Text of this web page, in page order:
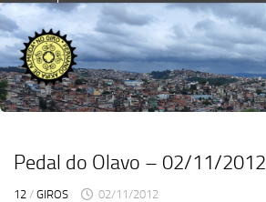
Skip
to
content
Pedal do Olavo – 02/11/2012
12 / GIROS 02/11/2012